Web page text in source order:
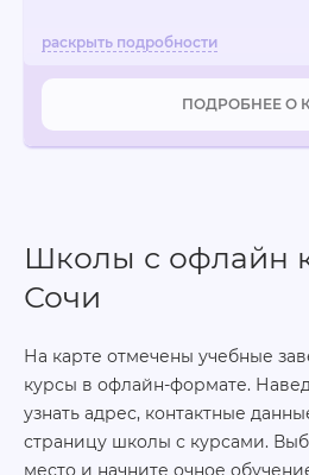
ПОДРОБНЕЕ О
Школы с офлайн
Сочи
На карте отмечены учебные
курсы в офлайн-формате.
узнать адрес, контактные
страницу школы с курсами.
место и начните очное